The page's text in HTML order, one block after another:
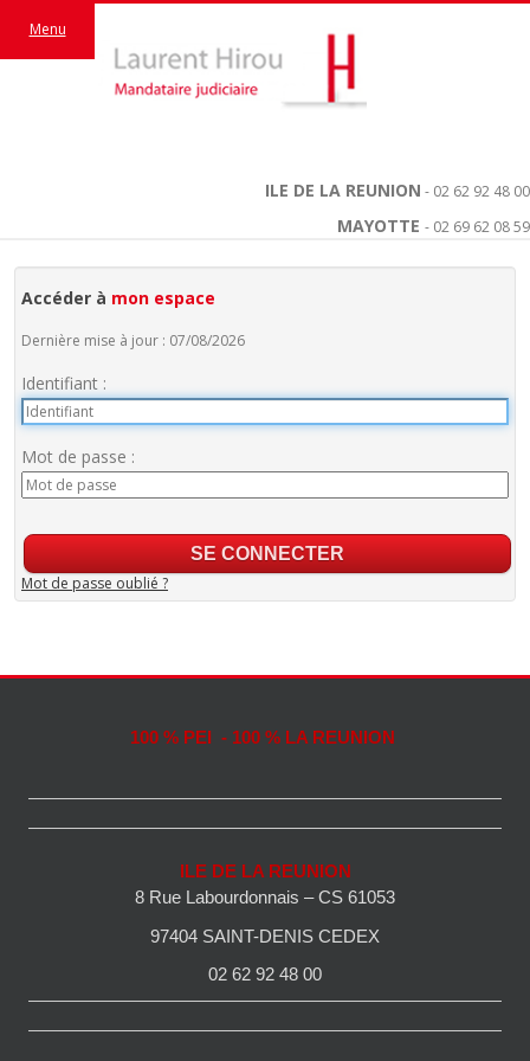
ILE DE LA REUNION - 02 62 92 48 00
MAYOTTE - 02 69 62 08 59
Menu
Accéder à mon espace
Dernière mise à jour : 07/08/2026
Identifiant :
Mot de passe :
Mot de passe oublié ?
100 % PEI - 100 % LA REUNION
ILE DE LA REUNION
8 Rue Labourdonnais – CS 61053
97404 SAINT-DENIS CEDEX
02 62 92 48 00